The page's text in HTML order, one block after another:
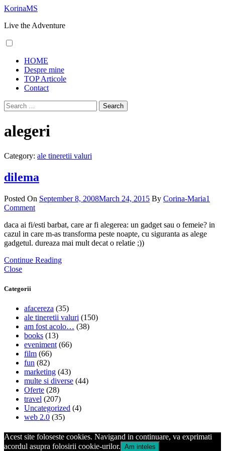
Skip
content
KorinaMS
Live the Adventure
Menu
HOME
Despre mine
TOP Articole
Contact
Search
for:
alegeri
Category: ale tineretii valuri
dilema
Posted On September 8, 2008March 24, 2015 By Corina-Maria1
Comment
daca ai fi/esti barbat, care ar fi alegerea: un gadget sau o femeie? in
cazul in care m-as transforma peste noapte, cu siguranta as alege
gadgetul. dureaza mai mult decat o relatie ;))
Continue Reading
Close
Categorii
afacereza (35)
ale tineretii valuri (150)
am fost acolo… (38)
books (13)
eveniment (66)
film (66)
fun (82)
marketing (43)
multe si diverse (44)
Oferte (28)
travel (207)
Uncategorized (4)
web 2.0 (35)
Acest site foloseste cookies. Navigand in continuare, va exprimati
acordul asupra folosirii cookie-urilor. Am inteles